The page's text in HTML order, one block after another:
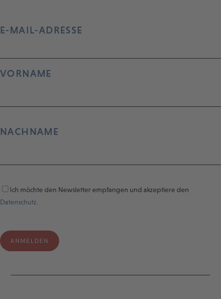
E-MAIL-ADRESSE
VORNAME
NACHNAME
Ich möchte den Newsletter empfangen und akzeptiere den
Datenschutz.